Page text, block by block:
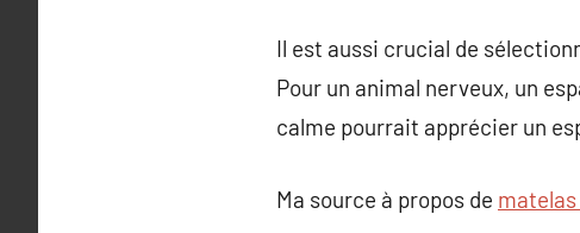
Il est aussi crucial de
Pour un animal nerveux, un
calme pourrait apprécier un
Ma source à propos de